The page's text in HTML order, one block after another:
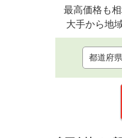
最高価格も
大手から地